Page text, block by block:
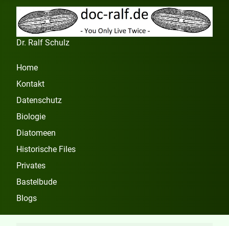
Dr. Ralf Schulz
Home
Kontakt
Datenschutz
Biologie
Diatomeen
Historische Files
Privates
Bastelbude
Blogs